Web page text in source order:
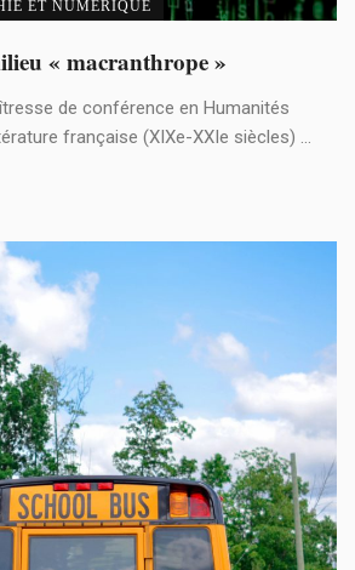
ET NUMÉRIQUE
« macranthrope »
de conférence en Humanités
française (XIXe-XXIe siècles) ...